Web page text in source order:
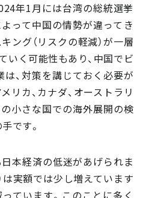
年1月には台湾の総統選挙
って中国の情勢が違ってき
ング（リスクの軽減）が一層
いく可能性もあり、中国でビ
、対策を講じておく必要が
リカ、カナダ、オーストラリ
小さな国での海外展開の検
です。
本経済の低迷があげられま
は実額では少し増えています